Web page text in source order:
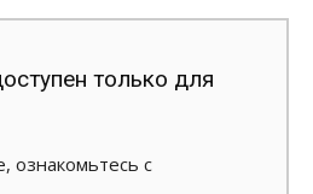
только для
ознакомьтесь с